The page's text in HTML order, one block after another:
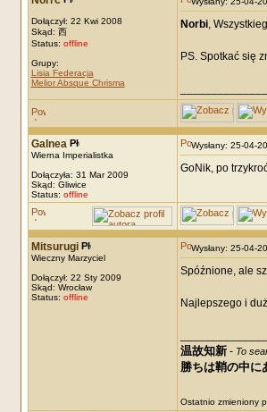
Dołączył: 22 Kwi 2008
Skąd: 西
Status: offline
Grupy:
Lisia Federacja
Melior Absque Chrisma
Norbi,
PS. Spotkać się
Galnea
Wierna Imperialistka
Dołączyła: 31 Mar 2009
Skąd: Gliwice
Status: offline
Wysłany: 25-04-
GoNik, po
Mitsurugi
Wieczny Marzyciel
Dołączył: 22 Sty 2009
Skąd: Wrocław
Status: offline
Wysłany: 25-04-
Spóźnione, ale
Najlepszego i
温故知新- To
勝ちは鞘の中に
Ostatnio zmieniony